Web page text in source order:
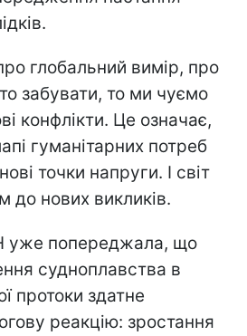
глобальний вимір, про
забувати, то ми чуємо
конфлікти. Це означає,
гуманітарних потреб
точки напруги. І світ
до нових викликів.
уже попереджала, що
судноплавства в
протоки здатне
реакцію: зростання